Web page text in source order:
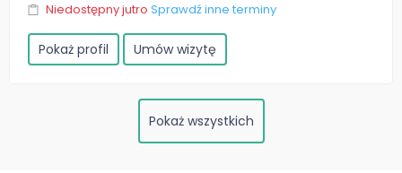
Niedostępny jutro Sprawdź inne terminy
Pokaż profil Umów wizytę
Pokaż wszystkich